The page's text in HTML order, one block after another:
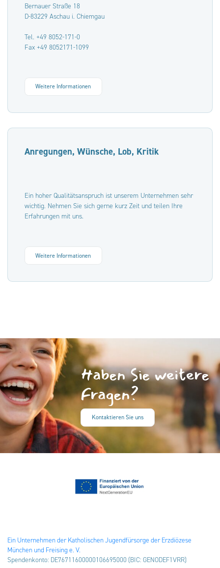
Bernauer Straße 18
D-83229 Aschau i. Chiemgau
Tel. +49 8052-171-0
Fax +49 8052171-1099
Weitere Informationen
Anregungen, Wünsche, Lob, Kritik
Ein hoher Qualitätsanspruch ist unserem Unternehmen sehr
wichtig. Nehmen Sie sich gerne kurz Zeit und teilen Ihre
Erfahrungen mit uns.
Weitere Informationen
Haben Sie weitere
Fragen?
Kontaktieren Sie uns
Ein Unternehmen der Katholischen Jugendfürsorge der Erzdiözese
München und Freising e. V.
Spendenkonto: DE76711600000106695000 (BIC: GENODEF1VRR)